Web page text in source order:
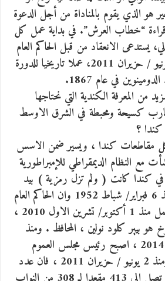
هو الذي يقوم بالمناداة من أجل الدعوة
قراءة “خطاب العرش”. في بداية عمل كل
يستدعى الانعقاد من قبل الحاكم العام
ديفيد جونستون في 2 يونيو / حزيران 2011، عملا تاريخيا للدورة
من المعرفة الكندية التي نحتاجها
كسيحة ومحبطة في الشرق الاوسط
؟
كل مقاطعات كندا ، ويسير ضمن الاسس
نشأت مع النظام الديمقراطي للإمبراطورية
في كندا كانت ( ولم تزل رمزية ) بيد
الملكة إليزابيث الثانية منذ 6 فبراير/ شباط 1952 وان الحاكم العام
ديفيد لويد جونستون يعمل منذ 1 أكتوبر/ تشرين الاول 2010 ،
بيير كلود نولين ، المحافظ . ومنذ
27 نوفمبر/ تشرين الثاني 2014 ، اصبح رئيس مجلس العموم
أندرو شير، المحافظ .. ومنذ 2 يونيو / حزيران 2011 ، فان عدد